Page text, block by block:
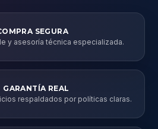
SEGURA
y asesoría técnica especializada.
GARANTÍA REAL
respaldados por políticas claras.